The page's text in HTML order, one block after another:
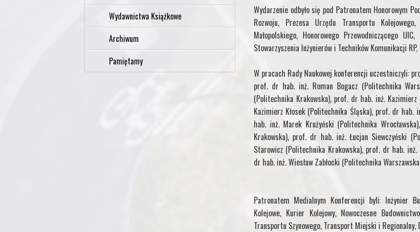
Wydarzenie odbyło się pod Patronatem Honorowym
Rozwoju, Prezesa Urzędu Transportu
Małopolskiego, Honorowego Przewodniczącego
Stowarzyszenia Inżynierów i Techników Komunikacji
W pracach Rady Naukowej konferencji uczestniczyli:
prof. dr hab. inż. Roman Bogacz (Politechnika
(Politechnika Krakowska), prof. dr hab. inż.
Kazimierz Kłosek (Politechnika Śląska), prof. dr hab.
hab. inż. Marek Krużyński (Politechnika
Krakowska), prof. dr hab. inż. Łucjan Siewczyński
Starowicz (Politechnika Krakowska), prof. dr hab.
dr hab. inż. Wiesław Zabłocki (Politechnika
Patronatem Medialnym Konferencji byli: Inżynier
Kolejowe, Kurier Kolejowy, Nowoczesne
Transportu Szynowego, Transport Miejski i Regionalny,
Wydawnictwa Książkowe
Archiwum
Pamiętamy